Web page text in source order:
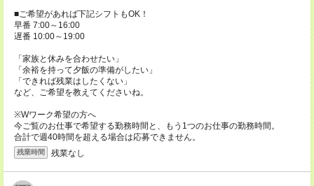
■ご希望があれば下記シフトもOK！
早番 7:00～16:00
遅番 10:00～19:00
「家族と休みを合わせたい」
「余裕を持って夕飯の準備がしたい」
「できれば残業はしたくない」
など、ご希望を教えてくださいね。
※Wワーク希望の方へ
今ご覧のお仕事で希望する勤務時間と、もう1つのお仕事の勤務時間。
合計で週40時間を超える場合は応募できません。
残業時間 残業なし